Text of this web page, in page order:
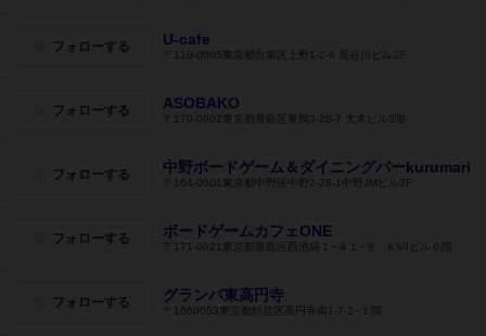
フォローする U-cafe
〒110-0005東京都台東区上野1-2-6 長谷川ビル2F
フォローする ASOBAKO
〒170-0002東京都豊島区巣鴨3-28-7 大木ビル3階
フォローする 中野ボードゲーム＆ダイニングバーkurumari
〒164-0001東京都中野区中野2-28-1中野JMビル2F
フォローする ボードゲームカフェONE
〒171-0021東京都豊島区西池袋１−４１−８ K'sⅡビル６階
フォローする グランパ東高円寺
〒1660003東京都杉並区高円寺南1-7-2−１階